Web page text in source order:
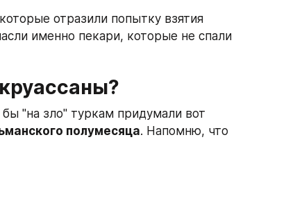
отразили попытку взятия
именно пекари, которые не спали
"на зло" туркам придумали вот
полумесяца. Напомню, что